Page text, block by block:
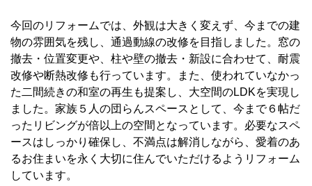
今回のリフォームでは、外観は大きく変えず、今までの建
物の雰囲気を残し、通過動線の改修を目指しました。窓の
撤去・位置変更や、柱や壁の撤去・新設に合わせて、耐震
改修や断熱改修も行っています。また、使われていなかっ
た二間続きの和室の再生も提案し、大空間のLDKを実現し
ました。家族５人の団らんスペースとして、今まで６帖だ
ったリビングが倍以上の空間となっています。必要なスペ
ースはしっかり確保し、不満点は解消しながら、愛着のあ
るお住まいを永く大切に住んでいただけるようリフォーム
しています。